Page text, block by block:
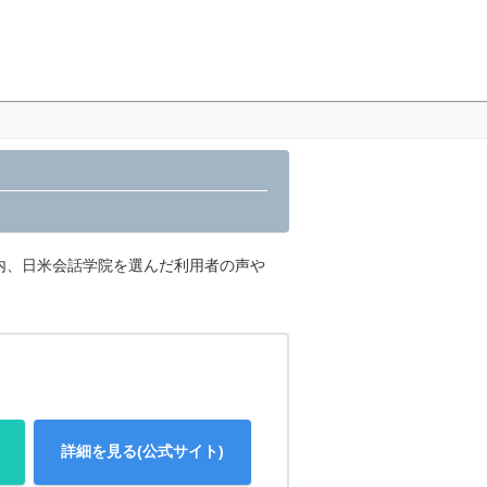
日米会話学院を選んだ利用者の声や
詳細を見る(公式サイト)